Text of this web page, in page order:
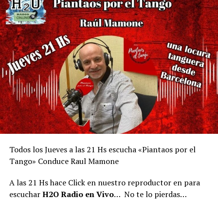
Todos los Jueves a las 21 Hs escucha «Piantaos por el
Tango» Conduce Raul Mamone
A las 21 Hs hace Click en nuestro reproductor en para
escucharH2O Radio en Vivo… No te lo pierdas…